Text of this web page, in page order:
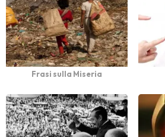
Frasi sulla Miseria